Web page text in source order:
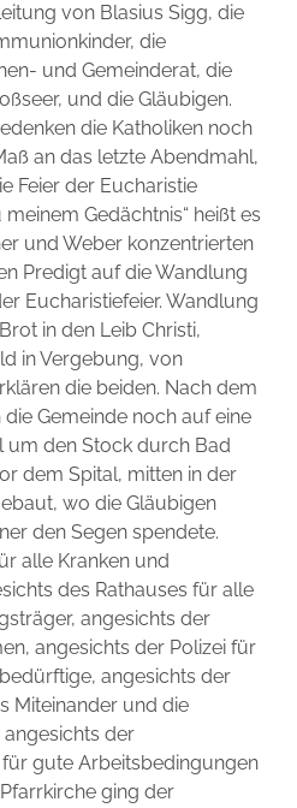
von Blasius Sigg, die
die
und Gemeinderat, die
und die Gläubigen.
die Katholiken noch
an das letzte Abendmahl,
Feier der Eucharistie
Gedächtnis“ heißt es
und Weber konzentrierten
Predigt auf die Wandlung
Eucharistiefeier. Wandlung
in den Leib Christi,
in Vergebung, von
die beiden. Nach dem
Gemeinde noch auf eine
um den Stock durch Bad
dem Spital, mitten in der
wo die Gläubigen
den Segen spendete.
alle Kranken und
des Rathauses für alle
angesichts der
angesichts der Polizei für
angesichts der
Miteinander und die
der
gute Arbeitsbedingungen
ging der